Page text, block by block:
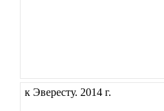
к Эвересту. 2014 г.